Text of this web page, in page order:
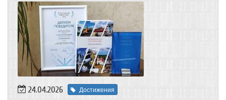
24.04.2026 Достижения